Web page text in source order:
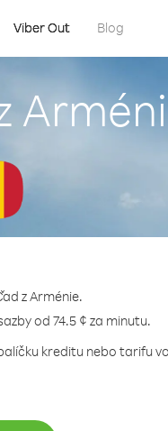
Viber Out Blog
z Arménie.
od 74.5 ¢ za minutu.
kreditu nebo tarifu